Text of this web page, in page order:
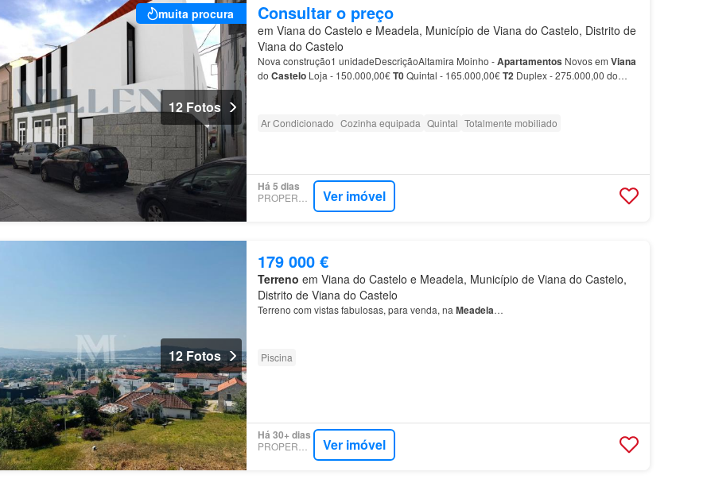
muita procura
12 Fotos
Consultar o preço
em Viana do Castelo e Meadela, Município de Viana do Castelo, Distrito de
Viana do Castelo
Nova construção1 unidadeDescriçãoAltamira Moinho -Apartamentos Novos em Viana
do CasteloLoja - 150.000,00€T0Quintal - 165.000,00€T2 Duplex - 275.000,00 do
Ar Condicionado Cozinha equipada Quintal Totalmente mobiliado
Há 5 dias
Ver imóvel
12 Fotos
179 000 €
Terreno em Viana do Castelo e Meadela, Município de Viana do Castelo,
Distrito de Viana do Castelo
Terreno com vistas fabulosas, para venda, na Meadela…
Piscina
Há 30+ dias
Ver imóvel